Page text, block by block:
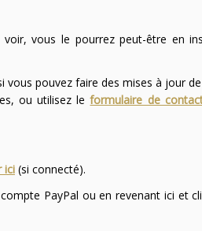
vous le pourrez peut-être en
pouvez faire des mises à jour
ou utilisez leformulaire de
ici(si connecté).
PayPal ou en revenant ici et